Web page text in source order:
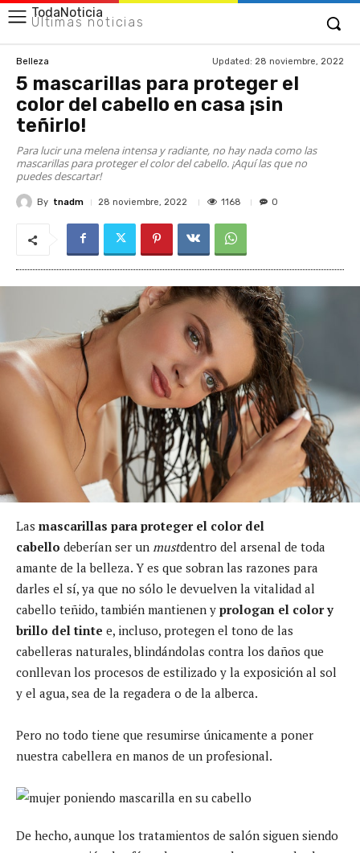
TodaNoticia
Últimas noticias
Belleza Updated: 28 noviembre, 2022
5 mascarillas para proteger el
color del cabello en casa ¡sin
teñirlo!
Para lucir una melena intensa y radiante, no hay nada como las
mascarillas para proteger el color del cabello. ¡Aquí las que no
puedes descartar!
By tnadm 28 noviembre, 2022 1168 0
Las mascarillas para proteger el color del
cabello deberían ser un mustdentro del arsenal de toda
amante de la belleza. Y es que sobran las razones para
darles el sí, ya que no sólo le devuelven la vitalidad al
cabello teñido, también mantienen y prologan el color y
brillo del tinte e, incluso, protegen el tono de las
cabelleras naturales, blindándolas contra los daños que
conllevan los procesos de estilizado y la exposición al sol
y el agua, sea de la regadera o de la alberca.
Pero no todo tiene que resumirse únicamente a poner
nuestra cabellera en manos de un profesional.
De hecho, aunque los tratamientos de salón siguen siendo